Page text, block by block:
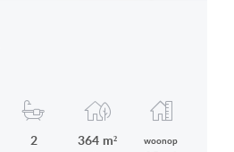
2 364 m² woonop